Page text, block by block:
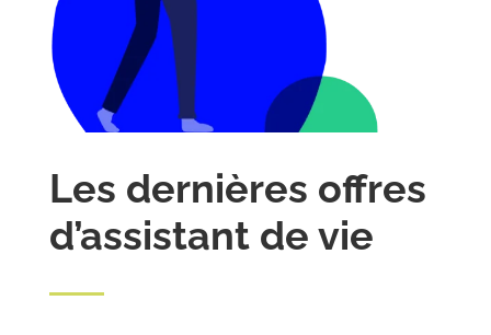
Les dernières offres
d’assistant de vie